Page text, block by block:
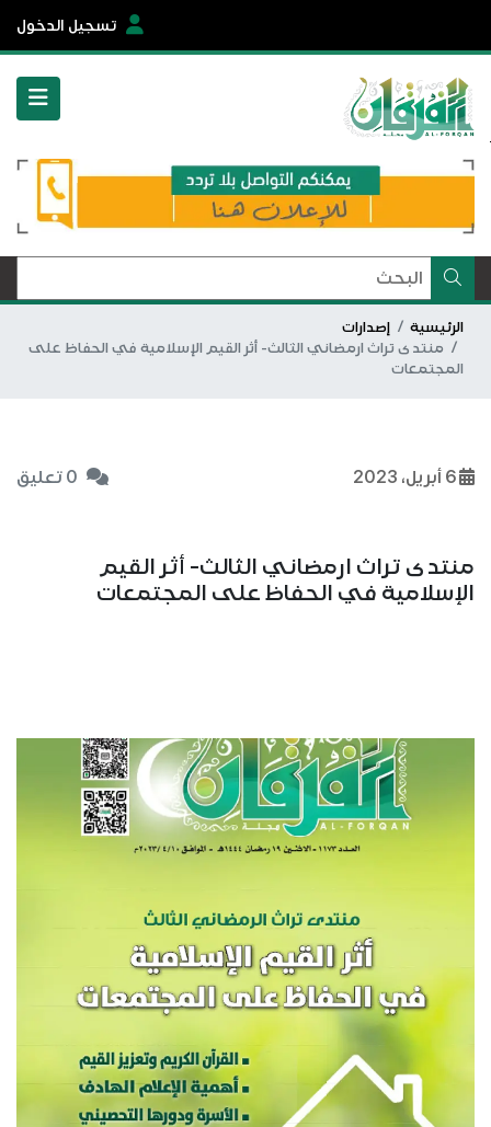
تسجيل الدخول
الرئيسية
إصدارات
منتدى تراث ارمضاني الثالث- أثر القيم الإسلامية في الحفاظ على
المجتمعات
0 تعليق
منتدى تراث ارمضاني الثالث- أثر القيم
الإسلامية في الحفاظ على المجتمعات